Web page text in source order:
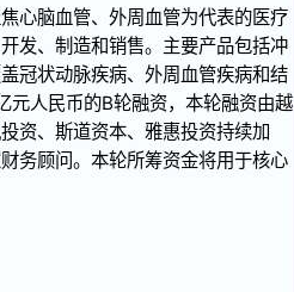
心脑血管、外周血管为代表的医疗
发、制造和销售。主要产品包括冲
冠状动脉疾病、外周血管疾病和结
元人民币的B轮融资，本轮融资由越
资、斯道资本、雅惠投资持续加
务顾问。本轮所筹资金将用于核心